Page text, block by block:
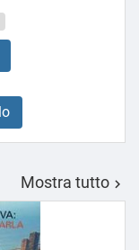
Mostra tutto 